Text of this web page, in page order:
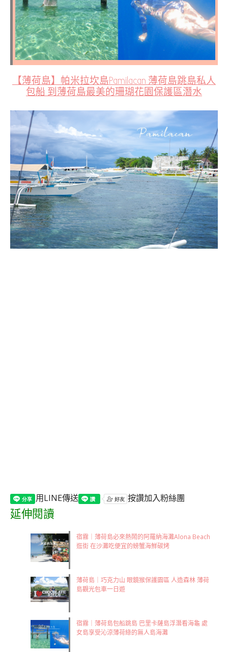
【薄荷島】帕米拉坎島Pamilacan 薄荷島跳島私人
包船 到薄荷島最美的珊瑚花園保護區潛水
用LINE傳送 按讚加入粉絲團
延伸閱讀
宿霧｜薄荷島必來熱鬧的阿羅納海灘Alona Beach
逛街 在沙灘吃便宜的螃蟹海鮮碳烤
薄荷島｜巧克力山 眼鏡猴保護園區 人造森林 薄荷
島觀光包車一日遊
宿霧｜薄荷島包船跳島 巴里卡薩島浮潛看海龜 處
女島享受沁涼薄荷綠的無人島海灘